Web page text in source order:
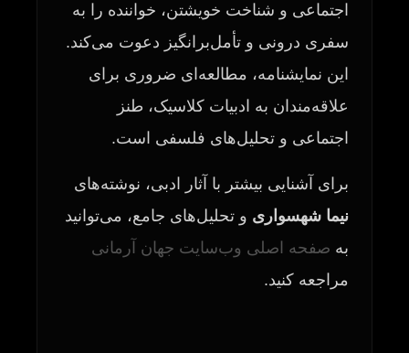
اجتماعی و شناخت خویشتن، خواننده را به
سفری درونی و تأمل‌برانگیز دعوت می‌کند.
این نمایشنامه، مطالعه‌ای ضروری برای
علاقه‌مندان به ادبیات کلاسیک، طنز
اجتماعی و تحلیل‌های فلسفی است.
برای آشنایی بیشتر با آثار ادبی، نوشته‌های
نیما شهسواری و تحلیل‌های جامع، می‌توانید
به صفحه اصلی وب‌سایت جهان آرمانی
مراجعه کنید.